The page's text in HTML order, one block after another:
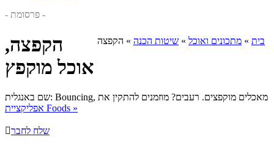
- פרסומת -
בית » מתכונים ואוכל » שיטות הכנה » הקפצה
הקפצה,
אוכל מוקפץ
שם באנגלית: Bouncing, מאכלים מוקפצים. רעבים? מוזמנים להתקין את
אפליקציית Foods »
שלח לחבר